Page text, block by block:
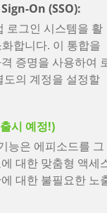
On (SSO):
로그인 시스템을 활
합니다. 이 통합을
증명을 사용하여
의 계정을 설정할
시 예정!)
능은 에피소드를 그
대한 맞춤형 액세
대한 불필요한 노
트릭을 추적하기
쓰기 형식을 살펴보